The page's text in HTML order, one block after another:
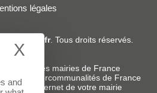
légales
Mairies.fr. Tous droits réservés.
Services :
e-mails des mairies de France
des intercommunalités de France
du site internet de votre mairie
and
X